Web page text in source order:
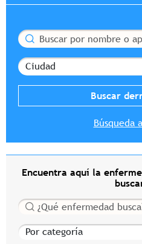
Buscar
Ciudad
Búsqueda
Encuentra aquí la
Buscar
Por categoría